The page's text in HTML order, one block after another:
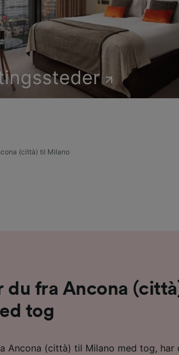
(città) til Milano
du fra Ancona
tog
Ancona (città) til Milano med tog, har